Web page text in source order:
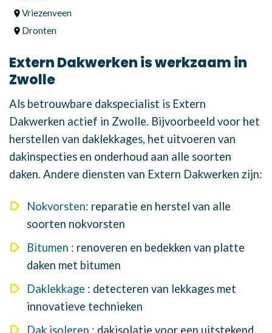
Vriezenveen
Dronten
Extern Dakwerken is werkzaam in
Zwolle
Als betrouwbare dakspecialist is Extern
Dakwerken actief in Zwolle. Bijvoorbeeld voor het
herstellen van daklekkages, het uitvoeren van
dakinspecties en onderhoud aan alle soorten
daken. Andere diensten van Extern Dakwerken zijn:
Nokvorsten: reparatie en herstel van alle
soorten nokvorsten
Bitumen : renoveren en bedekken van platte
daken met bitumen
Daklekkage : detecteren van lekkages met
innovatieve technieken
Dak isoleren : dakisolatie voor een uitstekend